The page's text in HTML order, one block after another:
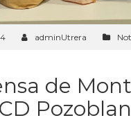
adminUtrera
de